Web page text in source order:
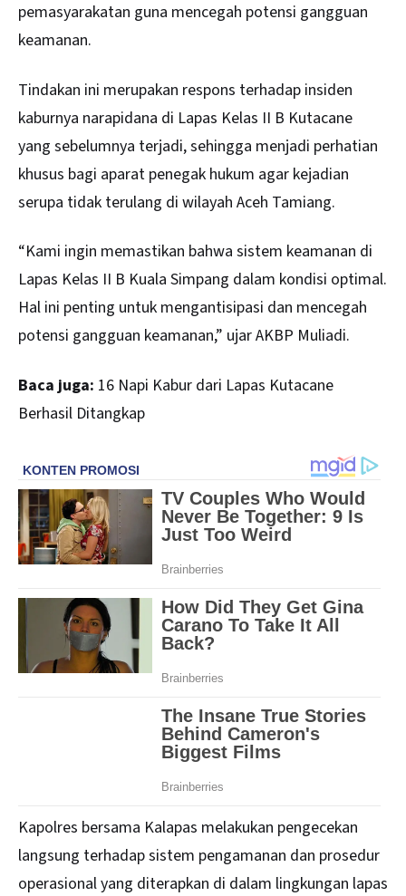
pemasyarakatan guna mencegah potensi gangguan
keamanan.
Tindakan ini merupakan respons terhadap insiden
kaburnya narapidana di Lapas Kelas II B Kutacane
yang sebelumnya terjadi, sehingga menjadi perhatian
khusus bagi aparat penegak hukum agar kejadian
serupa tidak terulang di wilayah Aceh Tamiang.
“Kami ingin memastikan bahwa sistem keamanan di
Lapas Kelas II B Kuala Simpang dalam kondisi optimal.
Hal ini penting untuk mengantisipasi dan mencegah
potensi gangguan keamanan,” ujar AKBP Muliadi.
Baca juga: 16 Napi Kabur dari Lapas Kutacane
Berhasil Ditangkap
Kapolres bersama Kalapas melakukan pengecekan
langsung terhadap sistem pengamanan dan prosedur
operasional yang diterapkan di dalam lingkungan lapas